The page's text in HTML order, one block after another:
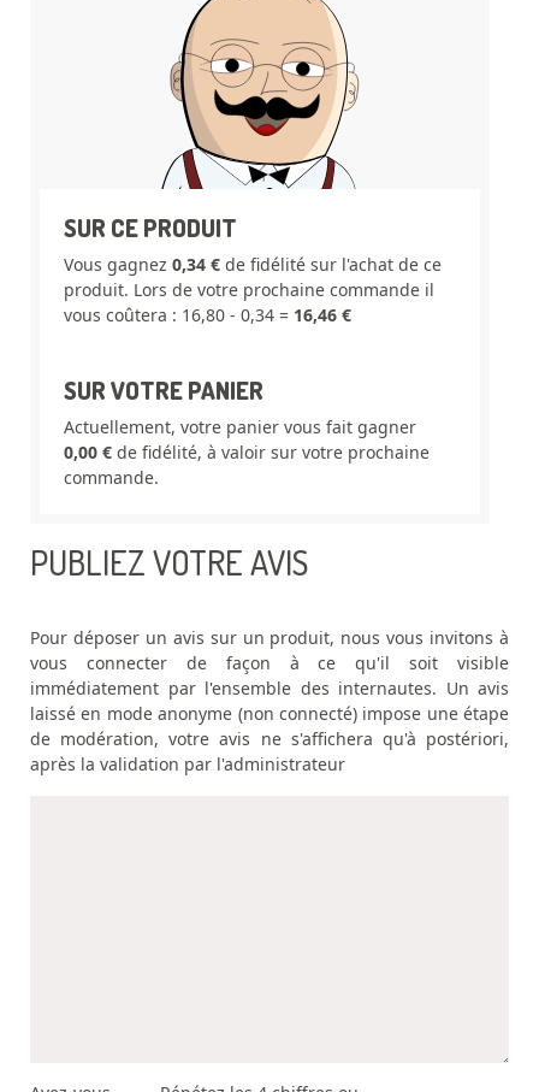
SUR CE PRODUIT
Vous gagnez 0,34 € de fidélité sur l'achat de ce
produit. Lors de votre prochaine commande il
vous coûtera : 16,80 - 0,34 = 16,46 €
SUR VOTRE PANIER
Actuellement, votre panier vous fait gagner
0,00 € de fidélité, à valoir sur votre prochaine
commande.
PUBLIEZ VOTRE AVIS
Pour déposer un avis sur un produit, nous vous invitons à
vous connecter de façon à ce qu'il soit visible
immédiatement par l'ensemble des internautes. Un avis
laissé en mode anonyme (non connecté) impose une étape
de modération, votre avis ne s'affichera qu'à postériori,
après la validation par l'administrateur